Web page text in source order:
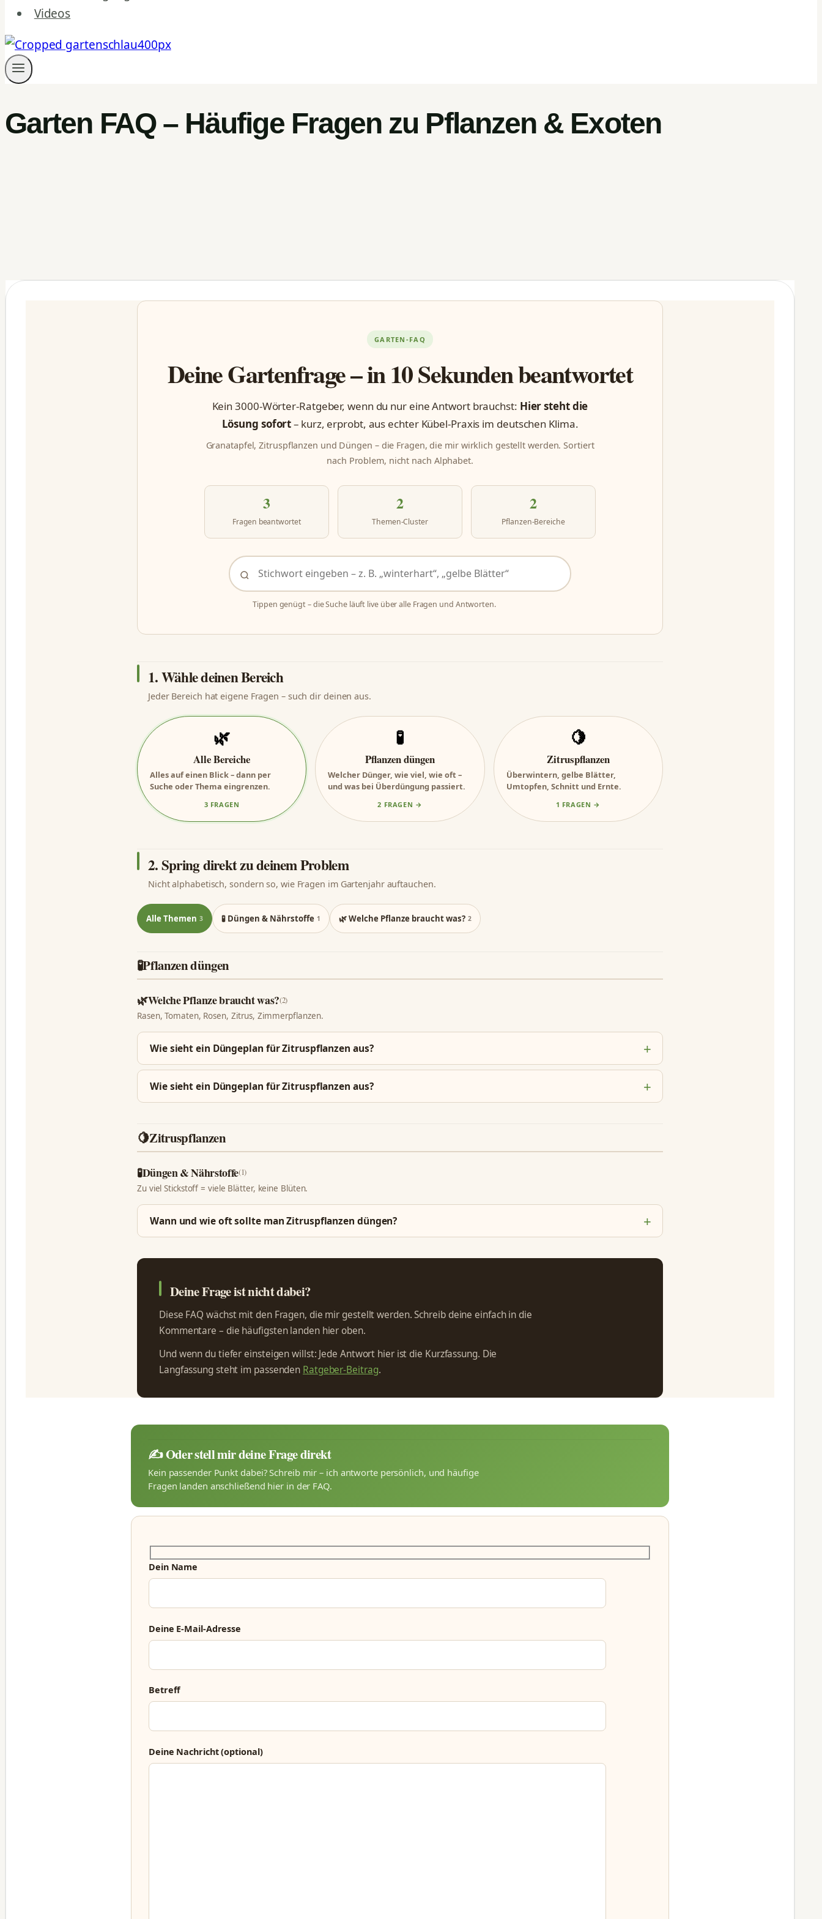
Videos
Garten FAQ – Häufige Fragen zu Pflanzen & Exoten
GARTEN-FAQ
Deine Gartenfrage – in 10 Sekunden beantwortet
Kein 3000-Wörter-Ratgeber, wenn du nur eine Antwort brauchst: Hier steht die
Lösung sofort– kurz, erprobt, aus echter Kübel-Praxis im deutschen Klima.
Granatapfel, Zitruspflanzen und Düngen – die Fragen, die mir wirklich gestellt werden. Sortiert
nach Problem, nicht nach Alphabet.
3
Fragen beantwortet
2
Themen-Cluster
2
Pflanzen-Bereiche
Tippen genügt – die Suche läuft live über alle Fragen und Antworten.
1. Wähle deinen Bereich
Jeder Bereich hat eigene Fragen – such dir deinen aus.
🌿
Alle Bereiche
Alles auf einen Blick – dann per
Suche oder Thema eingrenzen.
3 FRAGEN
🧪
Pflanzen düngen
Welcher Dünger, wie viel, wie oft –
und was bei Überdüngung passiert.
2 FRAGEN →
🍋
Zitruspflanzen
Überwintern, gelbe Blätter,
Umtopfen, Schnitt und Ernte.
1 FRAGEN →
2. Spring direkt zu deinem Problem
Nicht alphabetisch, sondern so, wie Fragen im Gartenjahr auftauchen.
Alle Themen 3 🧪 Düngen & Nährstoffe 1 🌿 Welche Pflanze braucht was? 2
🧪Pflanzen düngen
🌿Welche Pflanze braucht was?(2)
Rasen, Tomaten, Rosen, Zitrus, Zimmerpflanzen.
Wie sieht ein Düngeplan für Zitruspflanzen aus?
Wie sieht ein Düngeplan für Zitruspflanzen aus?
🍋Zitruspflanzen
🧪Düngen & Nährstoffe(1)
Zu viel Stickstoff = viele Blätter, keine Blüten.
Wann und wie oft sollte man Zitruspflanzen düngen?
Deine Frage ist nicht dabei?
Diese FAQ wächst mit den Fragen, die mir gestellt werden. Schreib deine einfach in die
Kommentare – die häufigsten landen hier oben.
Und wenn du tiefer einsteigen willst: Jede Antwort hier ist die Kurzfassung. Die
Langfassung steht im passenden Ratgeber-Beitrag.
✍️ Oder stell mir deine Frage direkt
Kein passender Punkt dabei? Schreib mir – ich antworte persönlich, und häufige
Fragen landen anschließend hier in der FAQ.
Dein Name
Deine E-Mail-Adresse
Betreff
Deine Nachricht (optional)